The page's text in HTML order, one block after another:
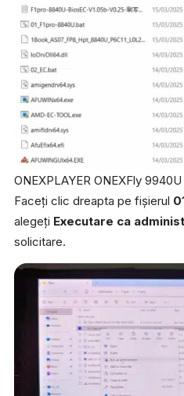
ONEXPLAYER ONEXFly
Faceți clic dreapta pe fișierul
alegeți Executare ca
solicitare.